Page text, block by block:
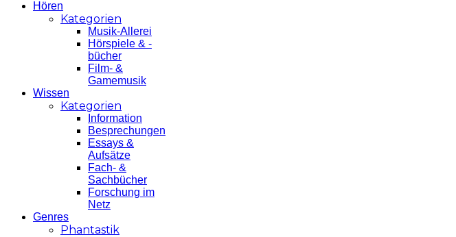
Hören
Kategorien
Musik-Allerei
Hörspiele & -
bücher
Film- &
Gamemusik
Wissen
Kategorien
Information
Besprechungen
Essays &
Aufsätze
Fach- &
Sachbücher
Forschung im
Netz
Genres
Phantastik